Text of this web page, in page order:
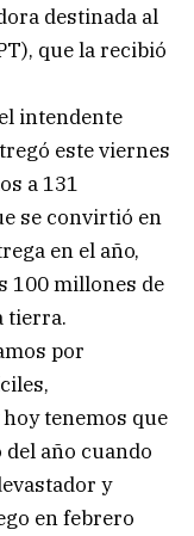
destinada al
que la recibió
intendente
este viernes
a 131
se convirtió en
en el año,
100 millones de
tierra.
por
tenemos que
año cuando
y
en febrero